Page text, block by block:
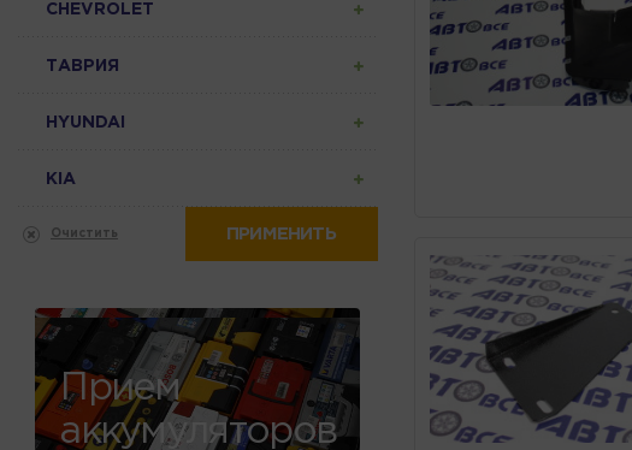
CHEVROLET
ТАВРИЯ
HYUNDAI
KIA
Очистить ПРИМЕНИТЬ
Прием
аккумуляторов